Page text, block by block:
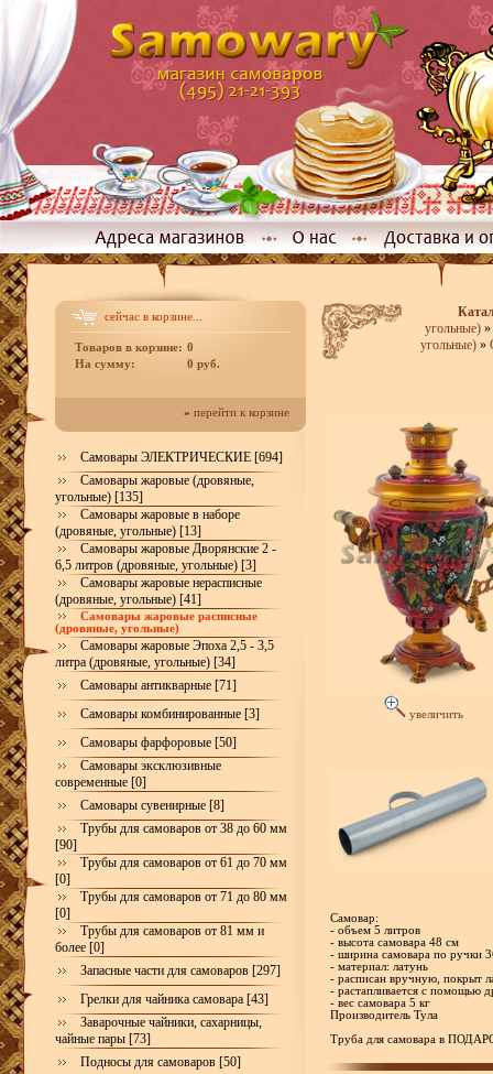
сейчас в корзине...
Товаров в корзине: 0
На сумму:
0 руб.
» перейти к корзине
Самовары ЭЛЕКТРИЧЕСКИЕ [694]
Самовары жаровые (дровяные,
угольные) [135]
Самовары жаровые в наборе
(дровяные, угольные) [13]
Самовары жаровые Дворянские 2 -
6,5 литров (дровяные, угольные) [3]
Самовары жаровые нерасписные
(дровяные, угольные) [41]
Самовары жаровые расписные
(дровяные, угольные)
Самовары жаровые Эпоха 2,5 - 3,5
литра (дровяные, угольные) [34]
Самовары антикварные [71]
Самовары комбинированные [3]
Самовары фарфоровые [50]
Самовары эксклюзивные
современные [0]
Самовары сувенирные [8]
Трубы для самоваров от 38 до 60 мм
[90]
Трубы для самоваров от 61 до 70 мм
[0]
Трубы для самоваров от 71 до 80 мм
[0]
Трубы для самоваров от 81 мм и
более [0]
Запасные части для самоваров [297]
Грелки для чайника самовара [43]
Заварочные чайники, сахарницы,
чайные пары [73]
Подносы для самоваров [50]
угольные)»
угольные)»
увеличить
Самовар:
- объем 5 литров
- высота самовара 48 см
- ширина самовара по ручки
- материал: латунь
- расписан вручную, покрыт
- растапливается с помощью
- вес самовара 5 кг
Производитель Тула
Труба для самовара в